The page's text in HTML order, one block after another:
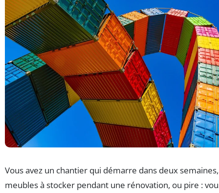
Vous avez un chantier qui démarre dans deux
meubles à stocker pendant une rénovation, ou pire :